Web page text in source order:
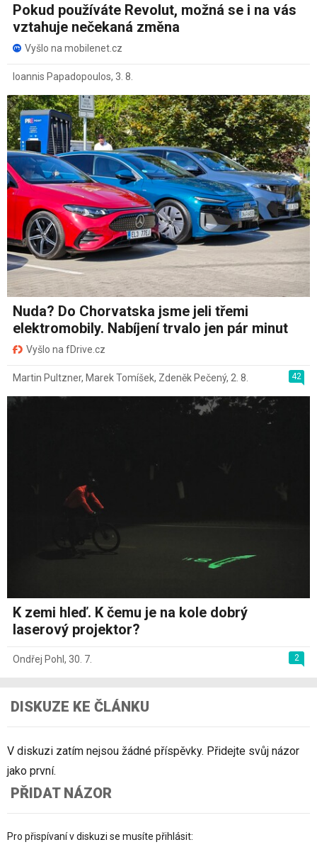
Pokud používáte Revolut, možná se i na vás
vztahuje nečekaná změna
Vyšlo na mobilenet.cz
Ioannis Papadopoulos, 3. 8.
Nuda? Do Chorvatska jsme jeli třemi
elektromobily. Nabíjení trvalo jen pár minut
Vyšlo na fDrive.cz
42
Martin Pultzner, Marek Tomíšek, Zdeněk Pečený, 2. 8.
K zemi hleď. K čemu je na kole dobrý
laserový projektor?
2
Ondřej Pohl , 30. 7.
DISKUZE KE ČLÁNKU
V diskuzi zatím nejsou žádné příspěvky. Přidejte svůj názor
jako první.
PŘIDAT NÁZOR
Pro přispívaní v diskuzi se musíte přihlásit: